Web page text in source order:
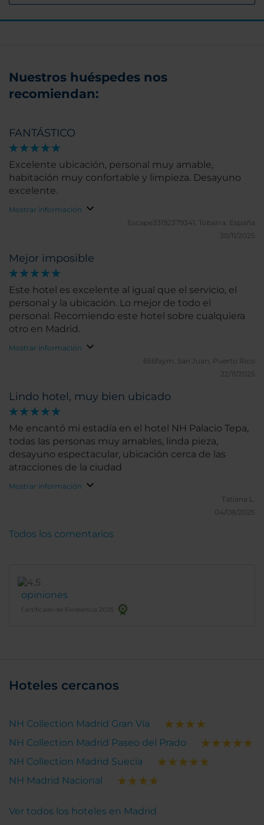
Nuestros huéspedes nos
recomiendan:
FANTÁSTICO
Excelente ubicación, personal muy amable,
habitación muy confortable y limpieza. Desayuno
excelente.
Mostrar información
Escape33192379341. Tobarra, España
30/11/2025
Mejor imposible
Este hotel es excelente al igual que el servicio, el
personal y la ubicación. Lo mejor de todo el
personal. Recomiendo este hotel sobre cualquiera
otro en Madrid.
Mostrar información
656faym. San Juan, Puerto Rico
22/11/2025
Lindo hotel, muy bien ubicado
Me encantó mi estadía en el hotel NH Palacio Tepa,
todas las personas muy amables, linda pieza,
desayuno espectacular, ubicación cerca de las
atracciones de la ciudad
Mostrar información
Tatiana L.
04/08/2025
opiniones
Certificado de Excelencia 2025
Todos los comentarios
Hoteles cercanos
NH Collection Madrid Gran Vía
NH Collection Madrid Paseo del Prado
NH Collection Madrid Suecia
NH Madrid Nacional
Ver todos los hoteles en Madrid